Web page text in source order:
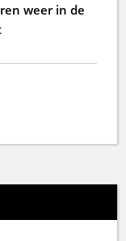
weer in de